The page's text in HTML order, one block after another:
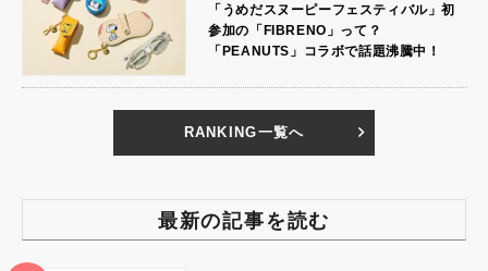
「うめだスヌーピーフェスティバル」初
参加の「FIBRENO」って？
「PEANUTS」コラボで話題沸騰中！
RANKING一覧へ
最新の記事を読む